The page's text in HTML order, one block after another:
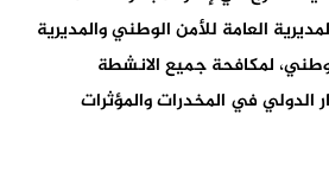
العامة للأمن الوطني والمديرية
لمكافحة جميع الانشطة
الدولي في المخدرات والمؤثرات